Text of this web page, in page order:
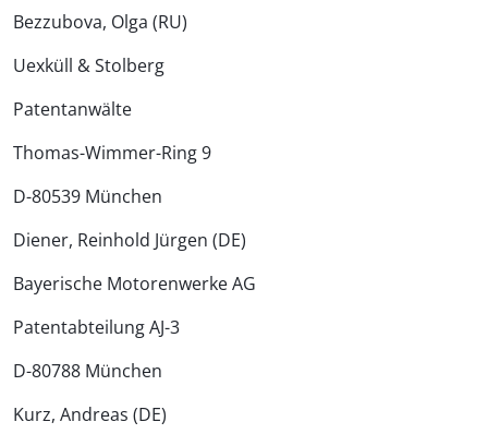
Bezzubova, Olga (RU)
Uexküll & Stolberg
Patentanwälte
Thomas-Wimmer-Ring 9
D-80539 München
Diener, Reinhold Jürgen (DE)
Bayerische Motorenwerke AG
Patentabteilung AJ-3
D-80788 München
Kurz, Andreas (DE)